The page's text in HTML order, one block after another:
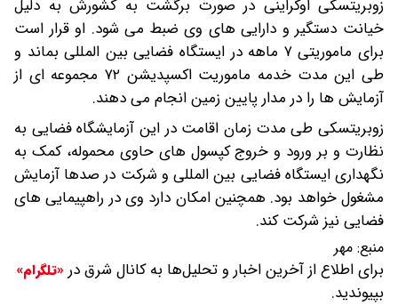
زوبریتسکی اوکراینی در صورت برگشت به کشورش به دلیل
خیانت دستگیر و دارایی های وی ضبط می شود. او قرار است
برای ماموریتی ۷ ماهه در ایستگاه فضایی بین المللی بماند و
طی این مدت خدمه ماموریت اکسپدیشن ۷۲ مجموعه ای از
آزمایش ها را در مدار پایین زمین انجام می دهند.
زوبریتسکی طی مدت زمان اقامت در این آزمایشگاه فضایی به
نظارت و بر ورود و خروج کپسول های حاوی محموله، کمک به
نگهداری ایستگاه فضایی بین المللی و شرکت در صدها آزمایش
مشغول خواهد بود. همچنین امکان دارد وی در راهپیمایی های
فضایی نیز شرکت کند.
منبع: مهر
برای اطلاع از آخرین اخبار و تحلیل‌ها به کانال شرق در «تلگرام»
بپیوندید.